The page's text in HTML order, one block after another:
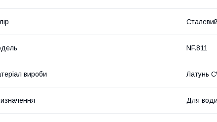
NF.811
вироби Латунь
Для